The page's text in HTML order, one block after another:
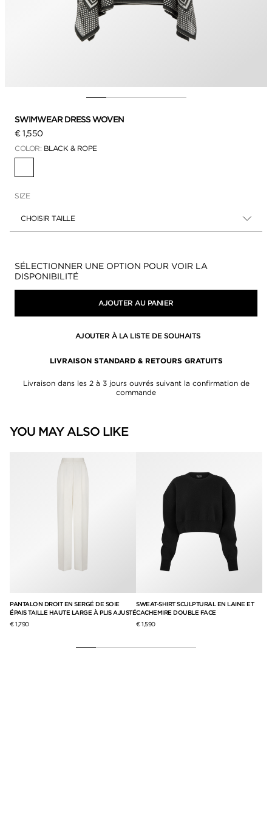
SWIMWEAR DRESS WOVEN
€ 1,550
COLOR: BLACK & ROPE
SIZE
CHOISIR TAILLE
Disponibilité:
SÉLECTIONNER UNE OPTION POUR VOIR LA
DISPONIBILITÉ
AJOUTER AU PANIER
AJOUTER À LA LISTE DE SOUHAITS
LIVRAISON STANDARD & RETOURS GRATUITS
Livraison dans les 2 à 3 jours ouvrés suivant la confirmation de
commande
YOU MAY ALSO LIKE
PANTALON DROIT EN SERGÉ DE SOIE
ÉPAIS TAILLE HAUTE LARGE À PLIS AJUSTÉ
€ 1,790
SWEAT-SHIRT SCULPTURAL EN LAINE ET
CACHEMIRE DOUBLE FACE
€ 1,590